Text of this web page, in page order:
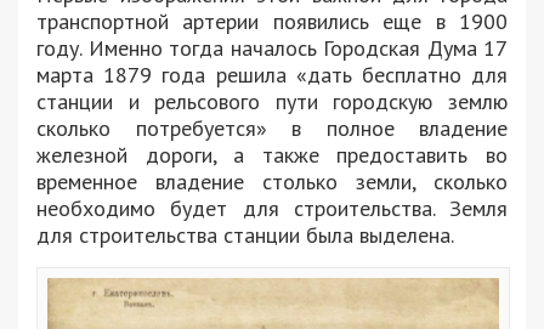
транспортной артерии появились еще в 1900
году. Именно тогда началось Городская Дума 17
марта 1879 года решила «дать бесплатно для
станции и рельсового пути городскую землю
сколько потребуется» в полное владение
железной дороги, а также предоставить во
временное владение столько земли, сколько
необходимо будет для строительства. Земля
для строительства станции была выделена.